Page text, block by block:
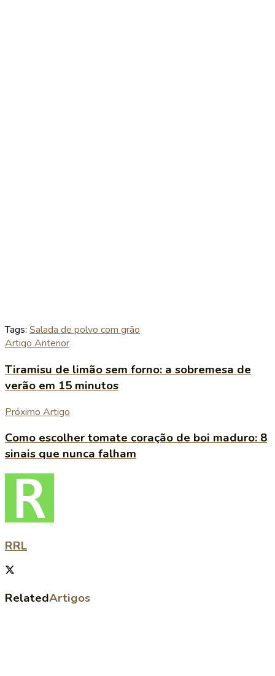
Tags: Salada de polvo com grão
Artigo Anterior
Tiramisu de limão sem forno: a sobremesa de
verão em 15 minutos
Próximo Artigo
Como escolher tomate coração de boi maduro: 8
sinais que nunca falham
RRL
RelatedArtigos